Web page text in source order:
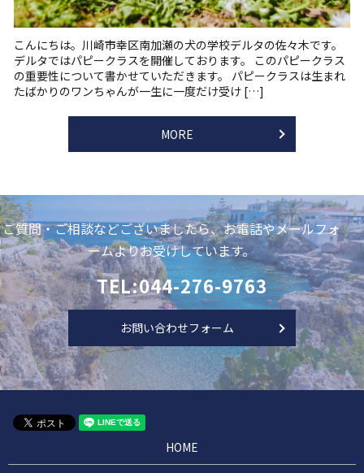
こんにちは。川崎市幸区南加瀬の犬の学校デルタの佐々木です。
デルタではパピークラスを開催しております。 このパピークラス
の重要性について書かせていただきます。 パピークラスは生まれ
たばかりのワンちゃんが一生に一度だけ受け […]
MORE
ご質問・ご相談などございましたら、お電話やメールフォ
ームよりお受けしています。
TEL:044-276-9763
お問い合わせフォーム
HOME